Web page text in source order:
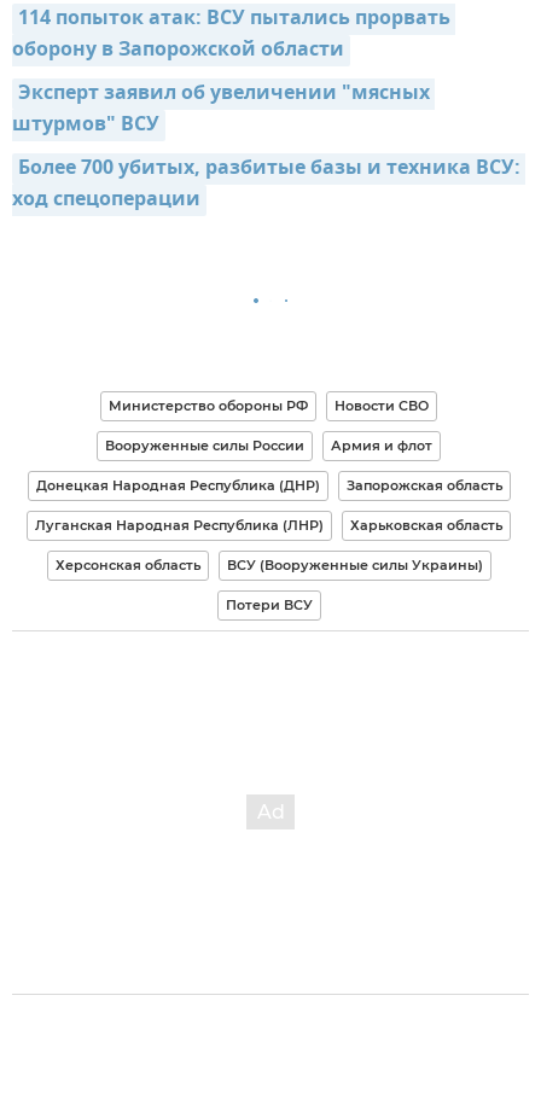
114 попыток атак: ВСУ пытались прорвать
оборону в Запорожской области
Эксперт заявил об увеличении "мясных
штурмов" ВСУ
Более 700 убитых, разбитые базы и техника ВСУ:
ход спецоперации
Министерство обороны РФ Новости СВО
Вооруженные силы России Армия и флот
Донецкая Народная Республика (ДНР) Запорожская область
Луганская Народная Республика (ЛНР) Харьковская область
Херсонская область ВСУ (Вооруженные силы Украины)
Потери ВСУ